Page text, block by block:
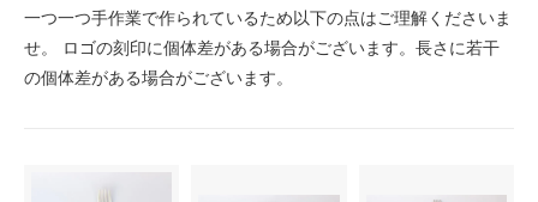
一つ一つ手作業で作られているため以下の点はご理解くださいま
せ。 ロゴの刻印に個体差がある場合がございます。長さに若干
の個体差がある場合がございます。